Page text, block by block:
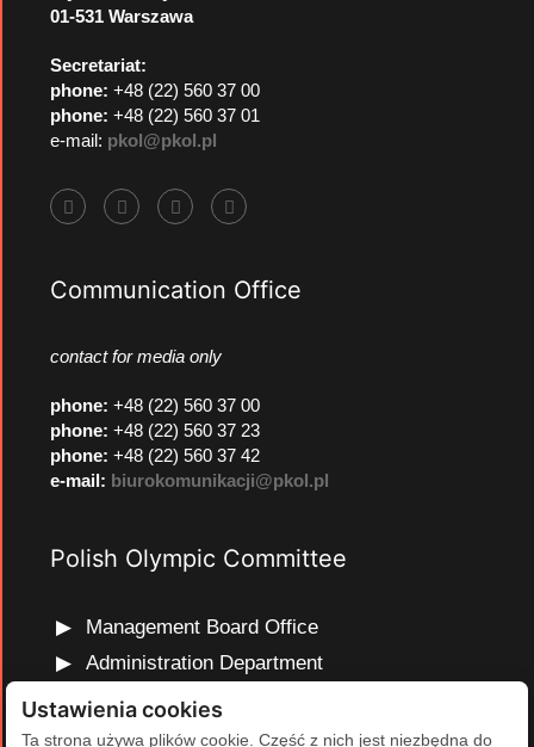
01-531 Warszawa
Secretariat:
phone: +48 (22) 560 37 00
phone: +48 (22) 560 37 01
e-mail: pkol@pkol.pl
Communication Office
contact for media only
phone: +48 (22) 560 37 00
phone: +48 (22) 560 37 23
phone: +48 (22) 560 37 42
e-mail: biurokomunikacji@pkol.pl
Polish Olympic Committee
Management Board Office
Administration Department
Marketing and Communications Department
Olympic Education Department
Ustawienia cookies
Ta strona używa plików cookie. Część z nich jest niezbędna do